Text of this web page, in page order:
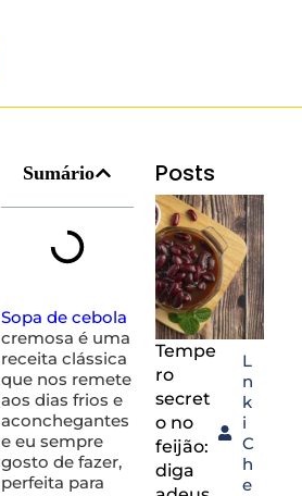
Sumário
Sopa de cebola
cremosa é uma
receita clássica
que nos remete
aos dias frios e
aconchegantes
e eu sempre
gosto de fazer,
perfeita para
Posts
Tempe
ro
secret
o no
feijão:
diga
L
n
k
i
C
h
e